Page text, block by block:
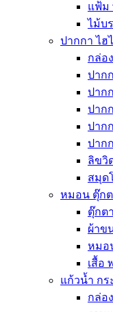
แฟ้ม
ไม้บ
ปากกา ไฮ
กล่อ
ปาก
ปาก
ปาก
ปาก
ปาก
ลิขวิ
สมุด
หมอน ตุ๊ก
ตุ๊กต
ผ้าข
หมอ
เสื้อ
แก้วน้ำ กร
กล่อ